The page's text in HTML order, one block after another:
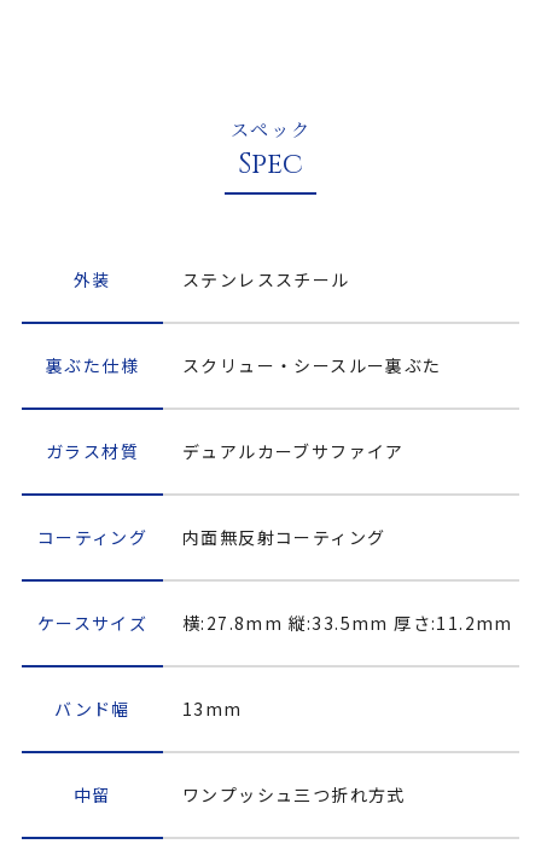
スペック
Spec
外装 ステンレススチール
裏ぶた仕様 スクリュー・シースルー裏ぶた
ガラス材質 デュアルカーブサファイア
コーティング 内面無反射コーティング
ケースサイズ 横:27.8mm 縦:33.5mm 厚さ:11.2mm
バンド幅 13mm
中留 ワンプッシュ三つ折れ方式